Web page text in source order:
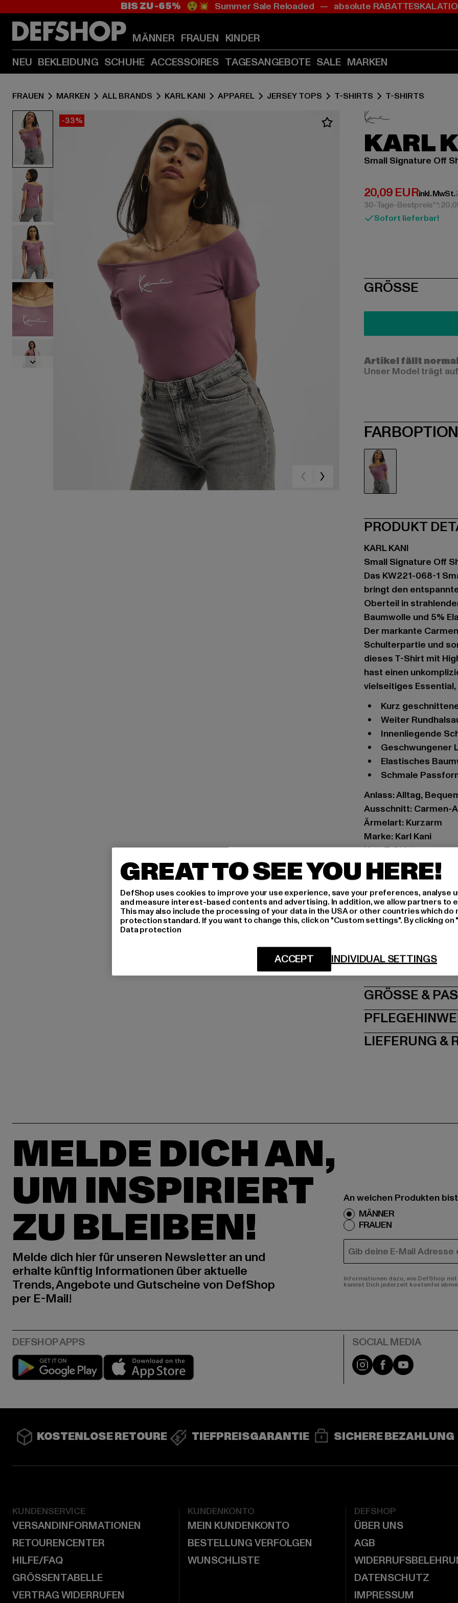
Zum
(Enter
drücken)
Zum
(Enter
drücken)
BIS ZU -65% 😲💥 Summer Sale Reloaded — absolute
MÄNNER FRAUEN KINDER
NEU BEKLEIDUNG SCHUHE ACCESSOIRES TAGESANGEBOTE SALE MARKEN
FRAUEN MARKEN ALL BRANDS KARL KANI APPAREL JERSEY TOPS T-SHIRTS T-SHIRTS
-33%
KARL
Small Signature Off
20,09 EUR
Derzeitiger Preis:
inkl. MwSt.
30-Tage-Bestpreis**:
Sofort lieferbar!
SIZE
GRÖSSE
Artikel fällt
Unser Model trägt
PRODUKT
KARL KANI
Small Signature Off
Das KW221-068-1
bringt den
Oberteil in
Baumwolle und 5%
Der markante
Schulterpartie und
dieses T-Shirt mit
hast einen
vielseitiges
Kurz
Weiter
Innenliegende
Elastisches
Schmale
Anlass: Alltag,
Ausschnitt: Carmen-
Ärmelart: Kurzarm
Marke: Karl Kani
Kat.: T-Shirts
Farbe: violet
Hersteller Farbe: violet
Art.Nr: 6130393-
Schanzenstraße 41 |
GRÖSSE
LIEFERUNG &
MELDE DICH AN,
UM INSPIRIERT
ZU BLEIBEN!
Melde dich hier für unseren Newsletter an und
erhalte künftig Informationen über aktuelle
Trends, Angebote und Gutscheine von DefShop
per E-Mail!
An welchen Produkten
MÄNNER
FRAUEN
E-MAIL
Informationen dazu, wie DefShop
kannst Dich jederzeit kostenfei
Play market Instagram
FacebookYouTube
KOSTENLOSE RETOURE TIEFPREISGARANTIE SICHERE BEZAHLUNG
KUNDENSERVICE
VERSANDINFORMATIONEN
RETOURENCENTER
HILFE/FAQ
GRÖSSENTABELLE
VERTRAG WIDERRUFEN
KUNDENKONTO
MEIN KUNDENKONTO
BESTELLUNG VERFOLGEN
WUNSCHLISTE
DEFSHOP
ÜBER UNS
AGB
DATENSCHUTZ
IMPRESSUM
GREAT TO SEE YOU HERE!
DefShop uses cookies to improve your use experience, save your preferences, analyse
and measure interest-based contents and advertising. In addition, we allow partners to
This may also include the processing of your data in the USA or other countries which do
protection standard. If you want to change this, click on "Custom settings". By clicking
Data protection
INDIVIDUAL SETTINGS
ACCEPT